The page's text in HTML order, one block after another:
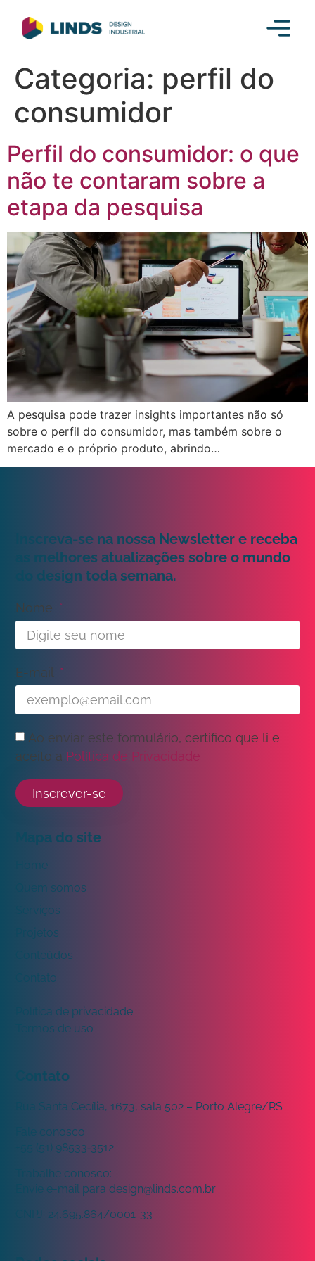
Categoria: perfil do
consumidor
Perfil do consumidor: o que
não te contaram sobre a
etapa da pesquisa
A pesquisa pode trazer insights importantes não só
sobre o perfil do consumidor, mas também sobre o
mercado e o próprio produto, abrindo…
Inscreva-se na nossa Newsletter e receba
as melhores atualizações sobre o mundo
do design toda semana.
Nome
E-mail
Ao enviar este formulário, certifico que li e
aceito a Política de Privacidade
Inscrever-se
Mapa do site
Home
Quem somos
Serviços
Projetos
Conteúdos
Contato
Política de privacidade
Termos de uso
Contato
Rua Santa Cecília, 1673, sala 502 – Porto Alegre/RS
Fale conosco:
+55 (51) 98533‑3512
Trabalhe conosco:
Envie e-mail paradesign@linds.com.br
CNPJ: 24.695.864/0001-33